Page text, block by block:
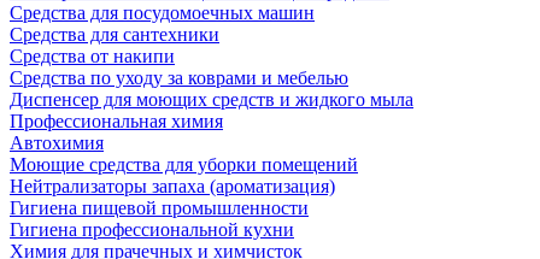
Средства для посудомоечных машин
Средства для сантехники
Средства от накипи
Средства по уходу за коврами и мебелью
Диспенсер для моющих средств и жидкого мыла
Профессиональная химия
Автохимия
Моющие средства для уборки помещений
Нейтрализаторы запаха (ароматизация)
Гигиена пищевой промышленности
Гигиена профессиональной кухни
Химия для прачечных и химчисток